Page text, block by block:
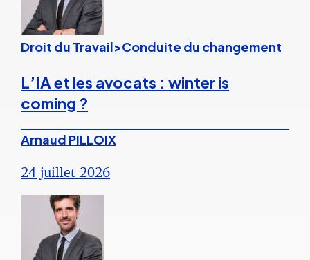
Droit du Travail>Conduite du changement
L’IA et les avocats : winter is
coming ?
Arnaud PILLOIX
24 juillet 2026